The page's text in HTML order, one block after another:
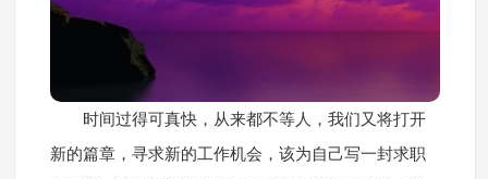
时间过得可真快，从来都不等人，我们又将打开
新的篇章，寻求新的工作机会，该为自己写一封求职